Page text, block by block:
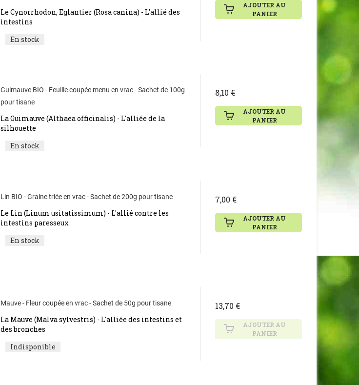
Le Cynorrhodon, Eglantier (Rosa canina) - L'allié des
intestins
En stock
AJOUTER AU
PANIER
Guimauve BIO - Feuille coupée menu en vrac - Sachet de 100g
pour tisane
La Guimauve (Althaea officinalis) - L'alliée de la
silhouette
En stock
8,10 €
AJOUTER AU
PANIER
Lin BIO - Graine triée en vrac - Sachet de 200g pour tisane
Le Lin (Linum usitatissimum) - L'allié contre les
intestins paresseux
En stock
7,00 €
AJOUTER AU
PANIER
Mauve - Fleur coupée en vrac - Sachet de 50g pour tisane
La Mauve (Malva sylvestris) - L'alliée des intestins et
des bronches
Indisponible
13,70 €
AJOUTER AU
PANIER